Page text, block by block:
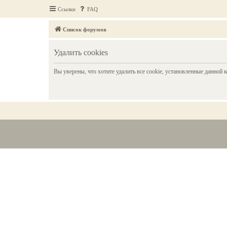
Ссылки FAQ
Список форумов
Удалить cookies
Вы уверены, что хотите удалить все cookie, установленные данной